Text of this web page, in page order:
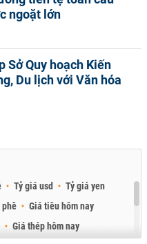
ngoặt lớn
Sở Quy hoạch Kiến
Du lịch với Văn hóa
Tỷ giá usd
Tỷ giá yen
phê
Giá tiêu hôm nay
Giá thép hôm nay